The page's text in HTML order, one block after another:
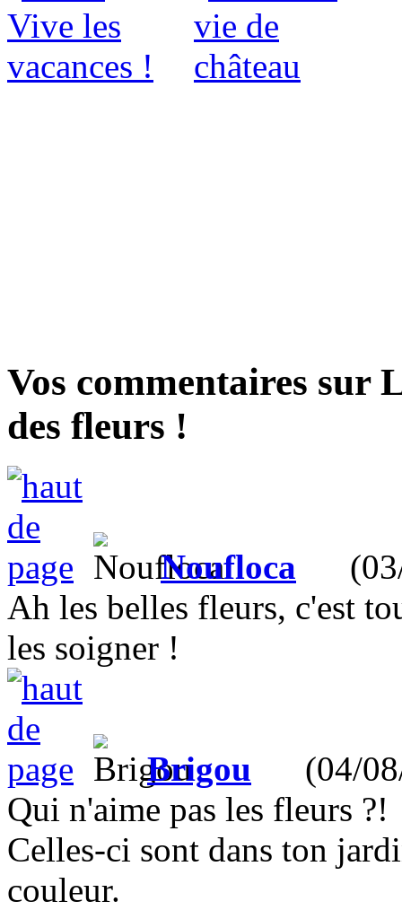
Vos commentaires sur
des fleurs !
Noufloca (03/
Ah les belles fleurs, c'est
les soigner !
Brigou (04/
Qui n'aime pas les fleurs ?!
Celles-ci sont dans ton
couleur.